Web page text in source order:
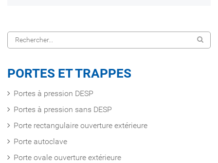
PORTES ET TRAPPES
Portes à pression DESP
Portes à pression sans DESP
Porte rectangulaire ouverture extérieure
Porte autoclave
Porte ovale ouverture extérieure